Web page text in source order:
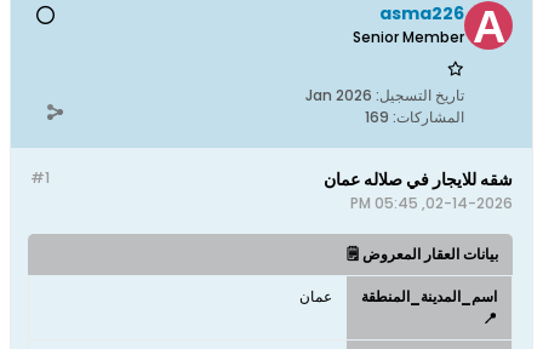
asma226
Senior Member
تاريخ التسجيل: Jan 2026
المشاركات: 169
#1 شقه للايجار في صلاله عمان
02-14-2026, 05:45 PM
بيانات العقار المعروض 🗒️
اسم_المدينة_المنطقة
📍
عمان